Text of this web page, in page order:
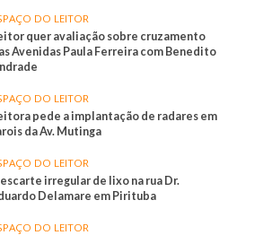
DO LEITOR
quer avaliação sobre cruzamento
Avenidas Paula Ferreira com Benedito
DO LEITOR
pede a implantação de radares em
da Av. Mutinga
DO LEITOR
irregular de lixo na rua Dr.
Delamare em Pirituba
DO LEITOR